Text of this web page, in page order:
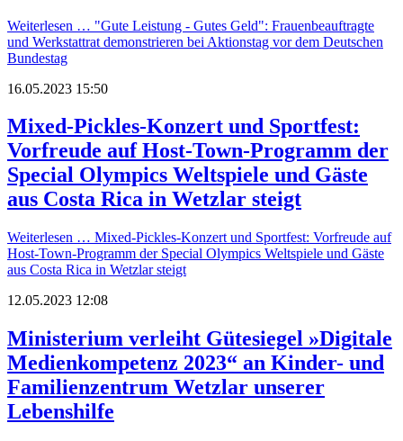
Weiterlesen … "Gute Leistung - Gutes Geld": Frauenbeauftragte
und Werkstattrat demonstrieren bei Aktionstag vor dem Deutschen
Bundestag
16.05.2023 15:50
Mixed-Pickles-Konzert und Sportfest:
Vorfreude auf Host-Town-Programm der
Special Olympics Weltspiele und Gäste
aus Costa Rica in Wetzlar steigt
Weiterlesen … Mixed-Pickles-Konzert und Sportfest: Vorfreude auf
Host-Town-Programm der Special Olympics Weltspiele und Gäste
aus Costa Rica in Wetzlar steigt
12.05.2023 12:08
Ministerium verleiht Gütesiegel »Digitale
Medienkompetenz 2023“ an Kinder- und
Familienzentrum Wetzlar unserer
Lebenshilfe